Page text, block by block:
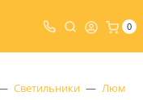
0
Светильники